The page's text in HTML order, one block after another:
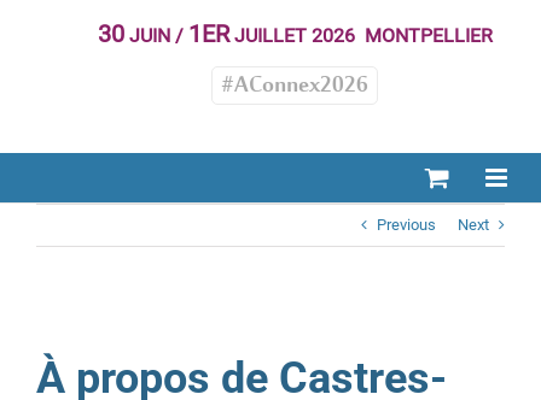
30JUIN / 1ERJUILLET 2026 MONTPELLIER
#AConnex2026
Previous Next
À propos de Castres-